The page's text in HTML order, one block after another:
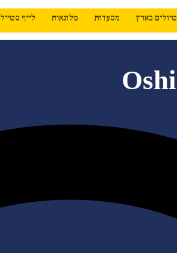
טיולים בארץ מסעדות מלונאות לייף סטייל